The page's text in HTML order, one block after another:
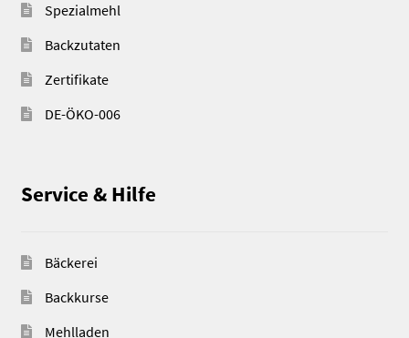
Spezialmehl
Backzutaten
Zertifikate
DE-ÖKO-006
Service & Hilfe
Bäckerei
Backkurse
Mehlladen